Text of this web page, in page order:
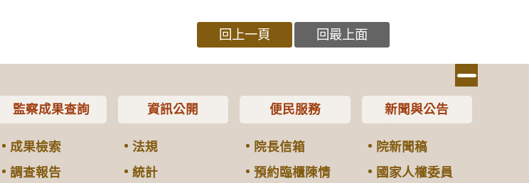
回上一頁 回最上面
監察成果查詢
成果檢索
調查報告
資訊公開
法規
統計
便民服務
院長信箱
預約臨櫃陳情
新聞與公告
院新聞稿
國家人權委員